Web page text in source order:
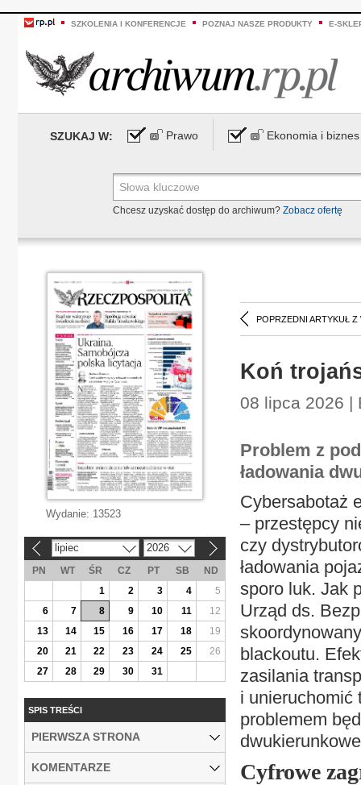
SZKOLENIA I KONFERENCJE POZNAJ NASZE PRODUKTY E-
SZUKAJ W: Prawo Ekonomia i biznes
Chcesz uzyskać dostęp do archiwum? Zobacz ofertę
POPRZEDNI ARTYKUŁ Z
Koń
08 lipca 2026 |
Problem z
ładowania
Cybersabotaż
– przestępcy
czy
ładowania
sporo luk. Jak
Urząd ds.
blackoutu.
zasilania
i unieruchomić
problemem
Cyfrowe
Wydanie: 13523
lipiec 2026
PN WT ŚR CZ PT SB
ND
1
2 3 4
5
6
7 8 9 10 11
12
13
14 15 16 17 18
19
20
21 22 23 24 25
26
27
28 29 30 31
SPIS TREŚCI
PIERWSZA STRONA
KOMENTARZE